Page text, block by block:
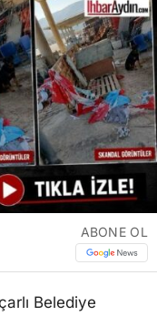
ABONE OL
Belediye